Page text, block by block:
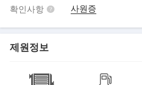
확인사항
사원증
제원정보